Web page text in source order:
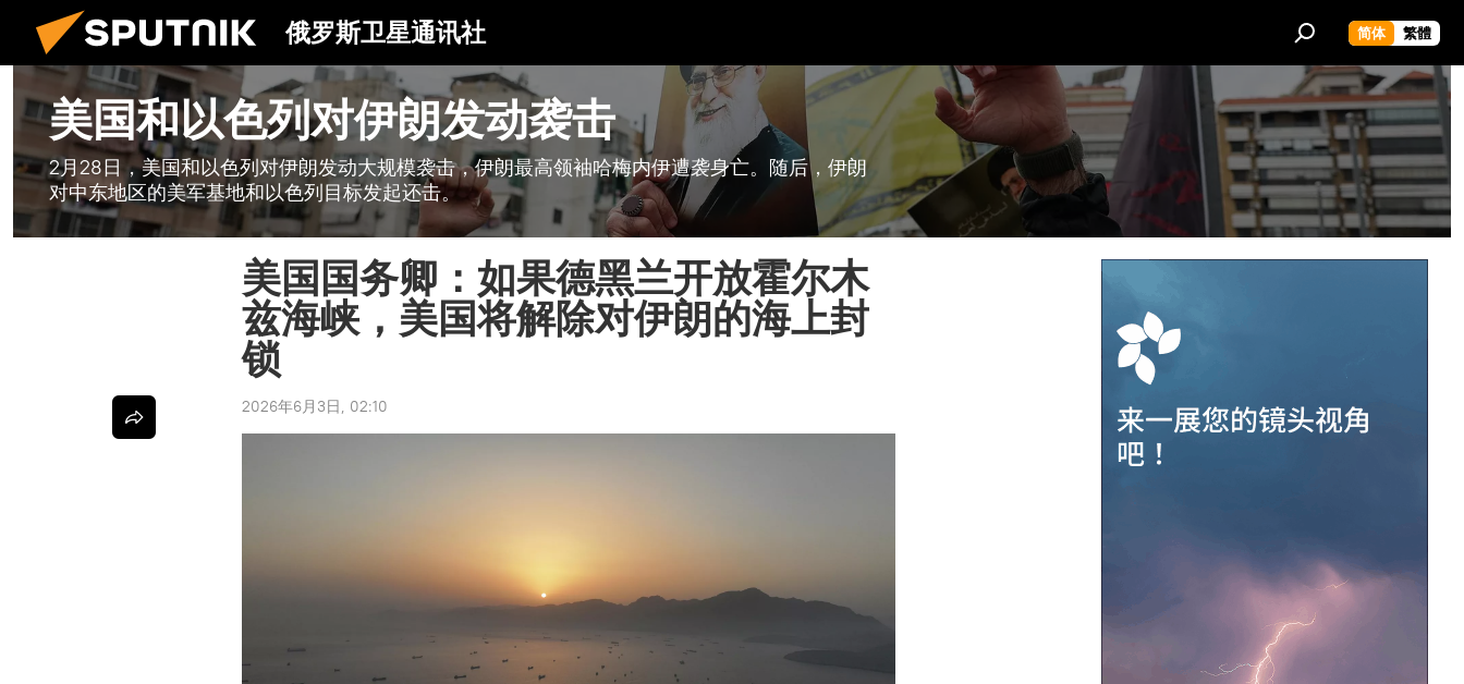
俄罗斯卫星通讯社 简体 繁體
美国和以色列对伊朗发动袭击
2月28日，美国和以色列对伊朗发动大规模袭击，伊朗最高领袖哈梅内伊遭袭身亡。随后，伊朗
对中东地区的美军基地和以色列目标发起还击。
美国国务卿：如果德黑兰开放霍尔木
兹海峡，美国将解除对伊朗的海上封
锁
2026年6月3日, 02:10